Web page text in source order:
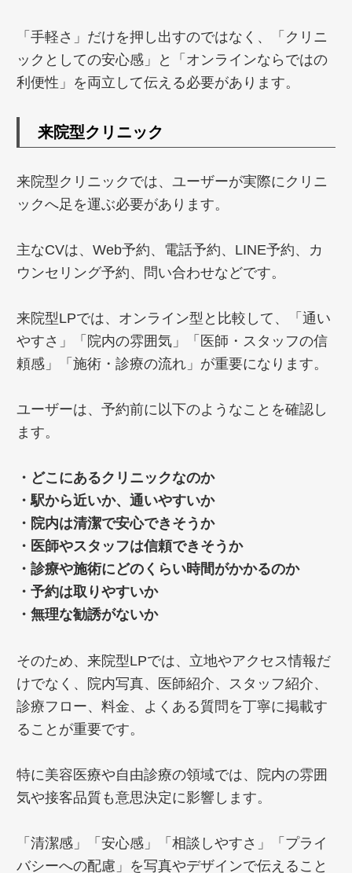
「手軽さ」だけを押し出すのではなく、「クリニ
ックとしての安心感」と「オンラインならではの
利便性」を両立して伝える必要があります。
来院型クリニック
来院型クリニックでは、ユーザーが実際にクリニ
ックへ足を運ぶ必要があります。
主なCVは、Web予約、電話予約、LINE予約、カ
ウンセリング予約、問い合わせなどです。
来院型LPでは、オンライン型と比較して、「通い
やすさ」「院内の雰囲気」「医師・スタッフの信
頼感」「施術・診療の流れ」が重要になります。
ユーザーは、予約前に以下のようなことを確認し
ます。
・どこにあるクリニックなのか
・駅から近いか、通いやすいか
・院内は清潔で安心できそうか
・医師やスタッフは信頼できそうか
・診療や施術にどのくらい時間がかかるのか
・予約は取りやすいか
・無理な勧誘がないか
そのため、来院型LPでは、立地やアクセス情報だ
けでなく、院内写真、医師紹介、スタッフ紹介、
診療フロー、料金、よくある質問を丁寧に掲載す
ることが重要です。
特に美容医療や自由診療の領域では、院内の雰囲
気や接客品質も意思決定に影響します。
「清潔感」「安心感」「相談しやすさ」「プライ
バシーへの配慮」を写真やデザインで伝えること